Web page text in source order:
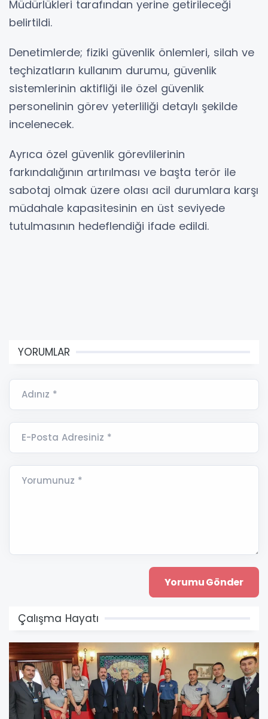
Müdürlükleri tarafından yerine getirileceği
belirtildi.
Denetimlerde; fiziki güvenlik önlemleri, silah ve
teçhizatların kullanım durumu, güvenlik
sistemlerinin aktifliği ile özel güvenlik
personelinin görev yeterliliği detaylı şekilde
incelenecek.
Ayrıca özel güvenlik görevlilerinin
farkındalığının artırılması ve başta terör ile
sabotaj olmak üzere olası acil durumlara karşı
müdahale kapasitesinin en üst seviyede
tutulmasının hedeflendiği ifade edildi.
YORUMLAR
Adınız *
E-Posta Adresiniz *
Yorumunuz *
Çalışma Hayatı